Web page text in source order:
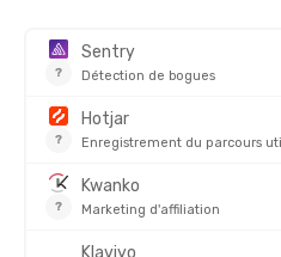
DESCRIPTION DU PRODUIT :
MOUNTAINEER
PRODUITS SIMILAIRES